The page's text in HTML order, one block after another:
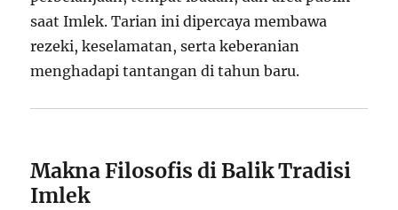
saat Imlek. Tarian ini dipercaya membawa
rezeki, keselamatan, serta keberanian
menghadapi tantangan di tahun baru.
Makna Filosofis di Balik Tradisi
Imlek